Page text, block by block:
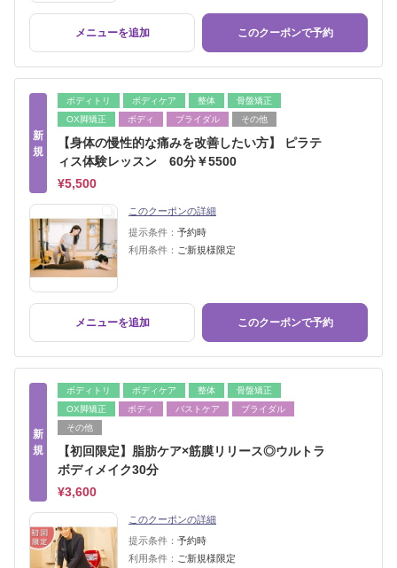
メニューを追加 このクーポンで予約
新
規
ボディトリ ボディケア 整体
骨盤矯正
OX脚矯正
ボディ ブライダル その他
【身体の慢性的な痛みを改善したい方】 ピラテ
ィス体験レッスン 60分￥5500
¥5,500
このクーポンの詳細
提示条件： 予約時
利用条件： ご新規様限定
メニューを追加 このクーポンで予約
新
規
ボディトリ ボディケア 整体
骨盤矯正
OX脚矯正
ボディ バストケア
ブライダル
その他
【初回限定】脂肪ケア×筋膜リリース◎ウルトラ
ボディメイク30分
¥3,600
このクーポンの詳細
提示条件： 予約時
利用条件： ご新規様限定